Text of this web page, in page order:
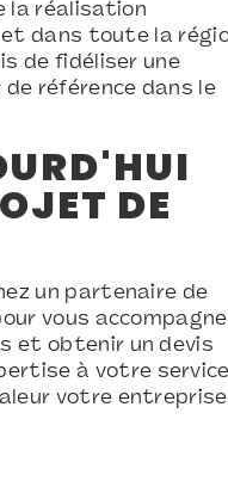
la réalisation
et dans toute la
de fidéliser une
référence dans le
DE
un partenaire de
vous
et obtenir un devis
à votre service
votre entreprise